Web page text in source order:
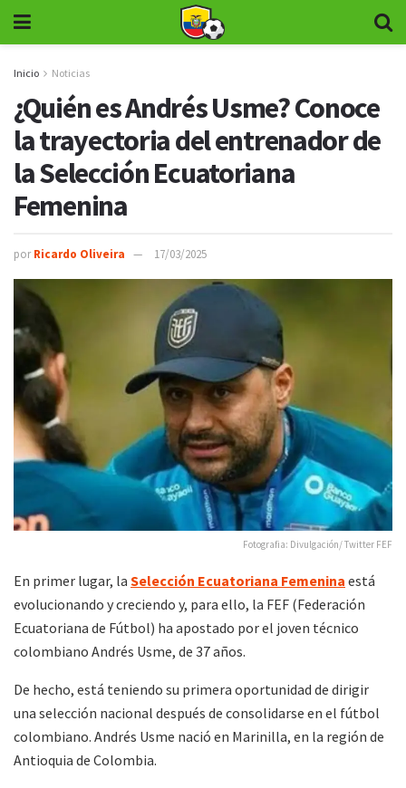
Inicio Noticias
¿Quién es Andrés Usme? Conoce
la trayectoria del entrenador de
la Selección Ecuatoriana
Femenina
por Ricardo Oliveira 17/03/2025
Fotografia: Divulgación/ Twitter FEF
En primer lugar, la Selección Ecuatoriana Femenina está
evolucionando y creciendo y, para ello, la FEF (Federación
Ecuatoriana de Fútbol) ha apostado por el joven técnico
colombiano Andrés Usme, de 37 años.
De hecho, está teniendo su primera oportunidad de dirigir
una selección nacional después de consolidarse en el fútbol
colombiano. Andrés Usme nació en Marinilla, en la región de
Antioquia de Colombia.